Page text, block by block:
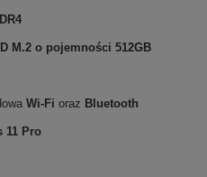
M.2 o pojemności 512GB
Wi-Fi oraz Bluetooth
11 Pro